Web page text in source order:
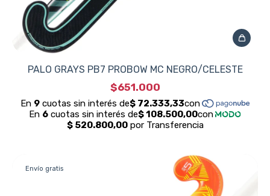
PALO GRAYS PB7 PROBOW MC NEGRO/CELESTE
$651.000
Envío gratis